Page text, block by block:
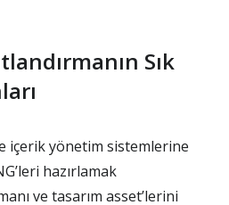
Sık
içerik yönetim sistemlerine
hazırlamak
ve tasarım asset’lerini